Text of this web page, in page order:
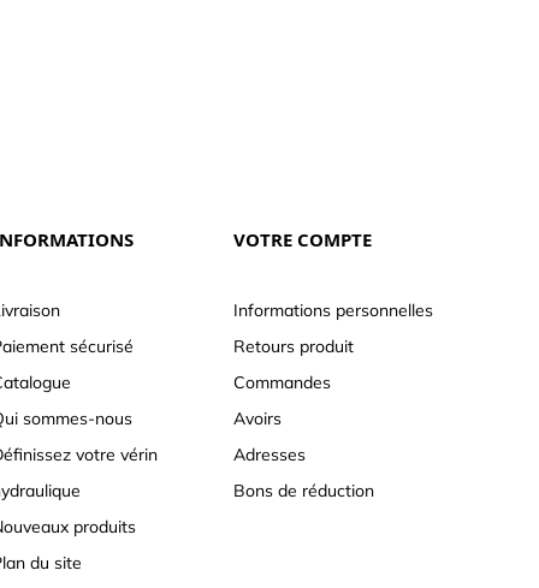
sécurisé
sommes-nous
votre vérin
produits
du site
VOTRE COMPTE
Informations personnelles
Retours produit
Commandes
Avoirs
Adresses
Bons de réduction